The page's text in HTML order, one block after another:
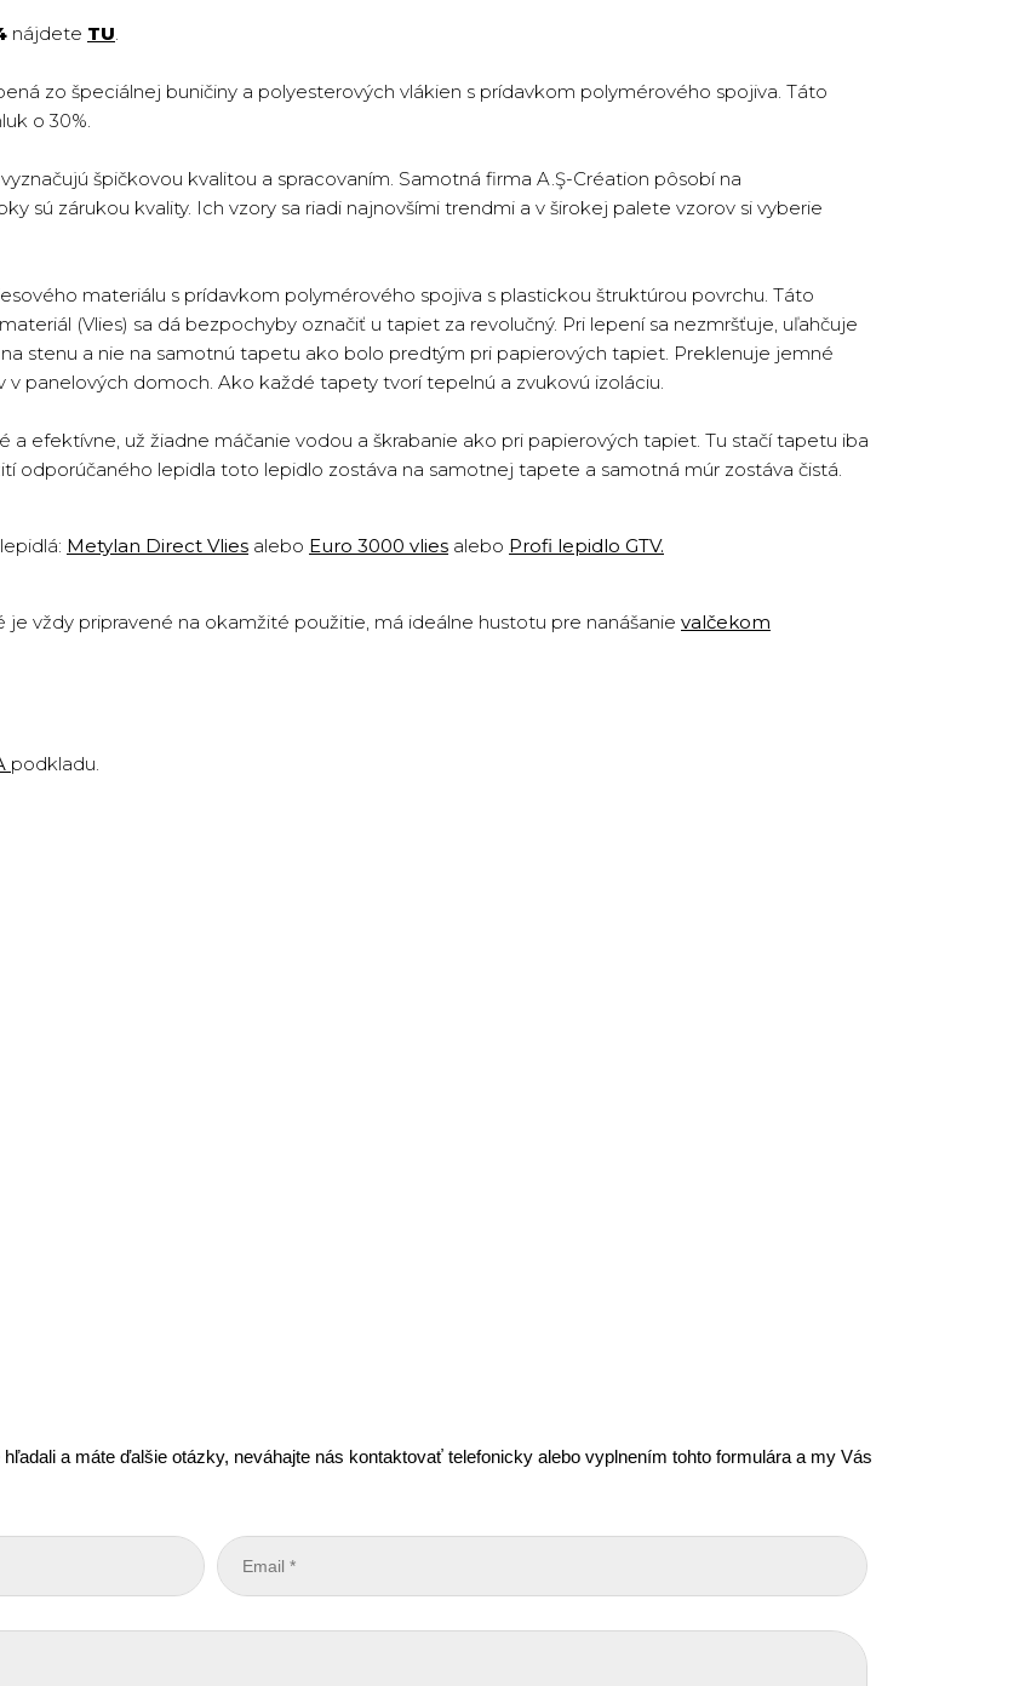
nájdete TU.
zo špeciálnej buničiny a polyesterových vlákien s prídavkom polymérového spojiva. Táto
o 30%.
špičkovou kvalitou a spracovaním. Samotná firma A.Ş-Création pôsobí na
sú zárukou kvality. Ich vzory sa riadi najnovšími trendmi a v širokej palete vzorov si vyberie
materiálu s prídavkom polymérového spojiva s plastickou štruktúrou povrchu. Táto
(Vlies) sa dá bezpochyby označiť u tapiet za revolučný. Pri lepení sa nezmršťuje, uľahčuje
stenu a nie na samotnú tapetu ako bolo predtým pri papierových tapiet. Preklenuje jemné
panelových domoch. Ako každé tapety tvorí tepelnú a zvukovú izoláciu.
efektívne, už žiadne máčanie vodou a škrabanie ako pri papierových tapiet. Tu stačí tapetu iba
odporúčaného lepidla toto lepidlo zostáva na samotnej tapete a samotná múr zostáva čistá.
Metylan Direct Vlies alebo Euro 3000 vlies alebo Profi lepidlo GTV.
je vždy pripravené na okamžité použitie, má ideálne hustotu pre nanášanie valčekom
podkladu.
a máte ďalšie otázky, neváhajte nás kontaktovať telefonicky alebo vyplnením tohto formulára a my Vás